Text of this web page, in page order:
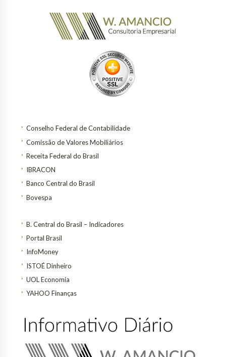
Conselho Federal de Contabilidade
Comissão de Valores Mobiliários
Receita Federal do Brasil
IBRACON
Banco Central do Brasil
Bovespa
B. Central do Brasil – Indicadores
Portal Brasil
InfoMoney
ISTOÉ Dinheiro
UOL Economia
YAHOO Finanças